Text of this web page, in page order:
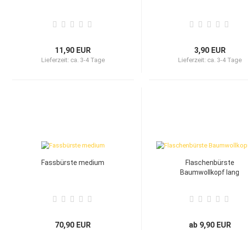
11,90 EUR
Lieferzeit: ca. 3-4 Tage
3,90 EUR
Lieferzeit: ca. 3-4 Tage
Fassbürste medium
70,90 EUR
Flaschenbürste
Baumwollkopf lang
ab 9,90 EUR